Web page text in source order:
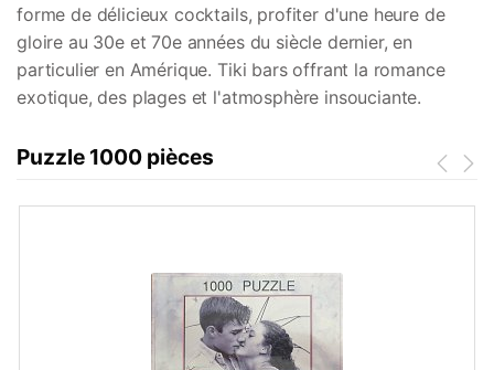
forme de délicieux cocktails, profiter d'une heure de
gloire au 30e et 70e années du siècle dernier, en
particulier en Amérique. Tiki bars offrant la romance
exotique, des plages et l'atmosphère insouciante.
Puzzle 1000 pièces